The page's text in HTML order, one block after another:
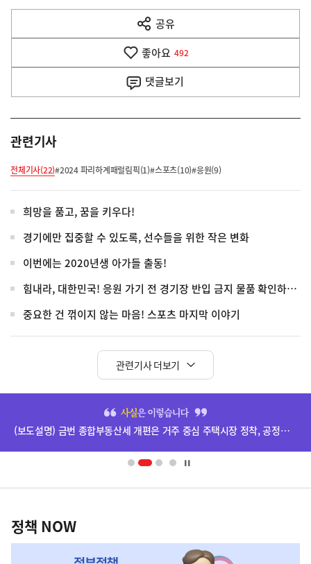
다
음
공유
열
기
좋아요 492
댓글보기
관련기사
전체기사(22)#2024 파리하계패럴림픽(1)#스포츠(10)#응원(9)
희망을 품고, 꿈을 키우다!
경기에만 집중할 수 있도록, 선수들을 위한 작은 변화
이번에는 2020년생 아가들 출동!
힘내라, 대한민국! 응원 가기 전 경기장 반입 금지 물품 확인하세요!
중요한 건 꺾이지 않는 마음! 스포츠 마지막 이야기
관련기사 더보기
영
책
NOW,
정책 NOW